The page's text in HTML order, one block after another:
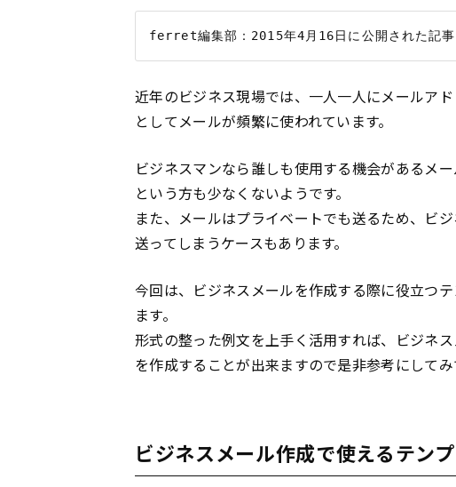
近年のビジネス現場では、一人一人にメールア
としてメールが頻繁に使われています。
ビジネスマンなら誰しも使用する機会があるメ
という方も少なくないようです。
また、メールはプライベートでも送るため、ビ
送ってしまうケースもあります。
今回は、ビジネスメールを作成する際に役立つ
ます。
形式の整った例文を上手く活用すれば、ビジネ
を作成することが出来ますので是非参考にしてみ
ビジネスメール作成で使えるテン